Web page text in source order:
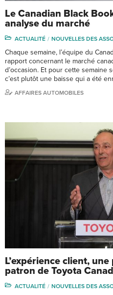
Le Canadian Black
analyse du marché
ACTUALITÉ NOUVELLES DES
Chaque semaine, l’équipe du
rapport concernant le marché
d’occasion. Et pour cette semaine
c’est plutôt une baisse qui a été
AFFAIRES AUTOMOBILES
L’expérience client,
patron de Toyota
ACTUALITÉ NOUVELLES DES